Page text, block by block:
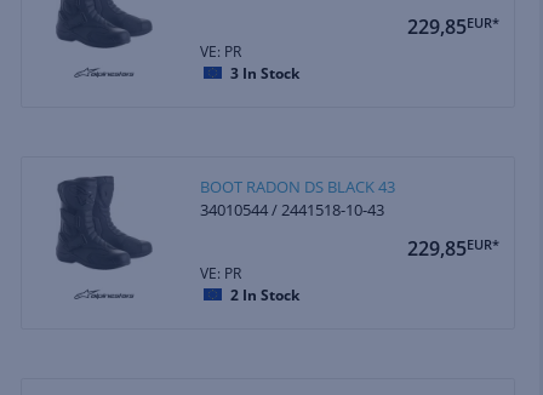
229,85EUR*
VE: PR
3 In Stock
BOOT RADON DS BLACK 43
34010544 / 2441518-10-43
229,85EUR*
VE: PR
2 In Stock